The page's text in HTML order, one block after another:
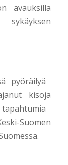
avauksilla
​pyöräilyä​
​kisoja
Suomen